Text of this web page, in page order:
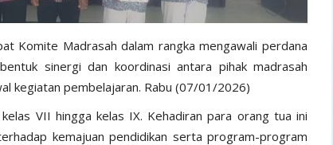
Komite Madrasah dalam rangka mengawali perdana
sinergi dan koordinasi antara pihak madrasah
kegiatan pembelajaran. Rabu (07/01/2026)
VII hingga kelas IX. Kehadiran para orang tua ini
kemajuan pendidikan serta program-program